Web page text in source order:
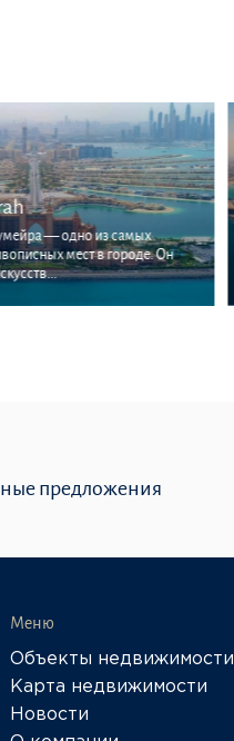
— одно из самых
мест в городе. Он
предложения
Меню
Объекты недвижимости
Карта недвижимости
Новости